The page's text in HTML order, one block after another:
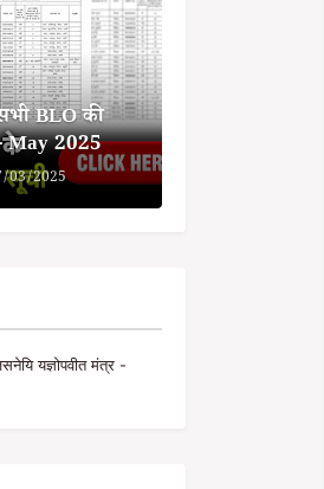
BLO की
May 2025
03/2025
यज्ञोपवीत मंत्र -